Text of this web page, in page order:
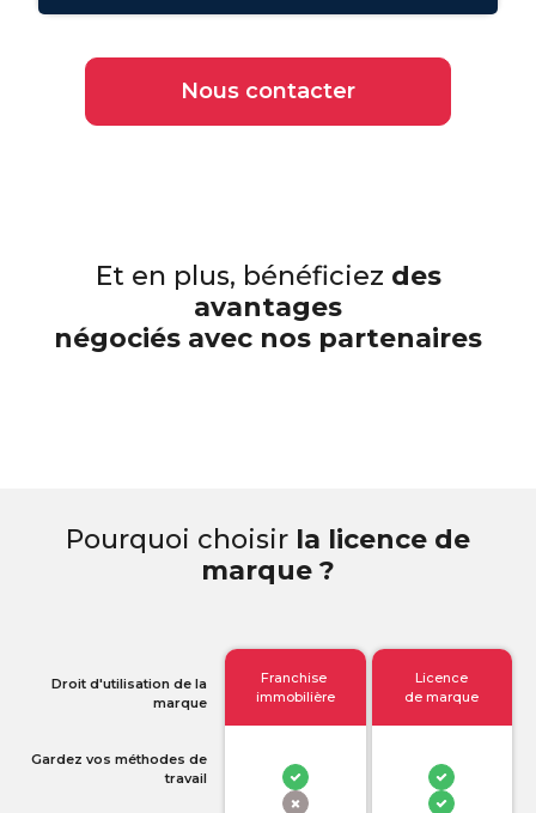
Nous contacter
Et en plus, bénéficiez des
avantages
négociés avec nos partenaires
Pourquoi choisir la licence de
marque ?
Droit d'utilisation de la
marque
Gardez vos méthodes de
travail
Franchise
immobilière
Licence
de marque